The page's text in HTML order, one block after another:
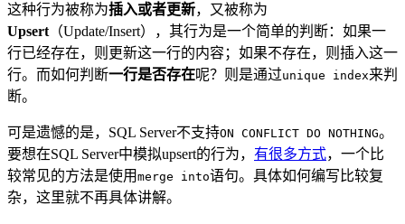
这种行为被称为插入或者更新，又被称为
Upsert （Update/Insert），其行为是一个简单的判断：如果一
行已经存在，则更新这一行的内容；如果不存在，则插入这一
行。而如何判断一行是否存在呢？则是通过unique index来判
断。
可是遗憾的是，SQL Server不支持ON CONFLICT DO NOTHING。
要想在SQL Server中模拟upsert的行为， 有很多方式，一个比
较常见的方法是使用 merge into语句。具体如何编写比较复
杂，这里就不再具体讲解。